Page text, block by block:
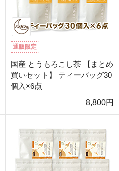
通販限定
国産 とうもろこし茶 【まとめ
買いセット】 ティーバッグ30
個入×6点
8,800円